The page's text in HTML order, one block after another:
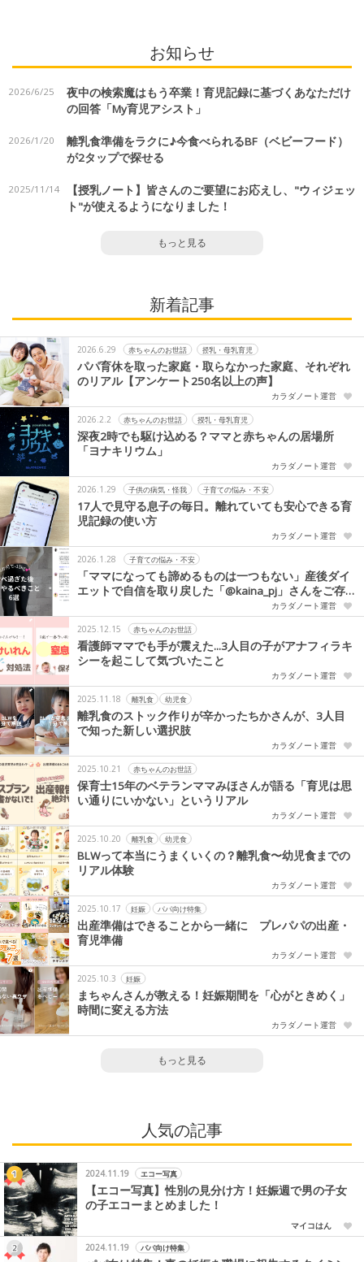
お知らせ
2026/6/25
夜中の検索魔はもう卒業！育児記録に基づくあなただけ
の回答「My育児アシスト」
2026/1/20
離乳食準備をラクに♪今食べられるBF（ベビーフード）
が2タップで探せる
2025/11/14
【授乳ノート】皆さんのご要望にお応えし、"ウィジェッ
ト"が使えるようになりました！
もっと見る
新着記事
2026.6.29 赤ちゃんのお世話 授乳・母乳育児
パパ育休を取った家庭・取らなかった家庭、それぞれ
のリアル【アンケート250名以上の声】
カラダノート運営
2026.2.2 赤ちゃんのお世話 授乳・母乳育児
深夜2時でも駆け込める？ママと赤ちゃんの居場所
「ヨナキリウム」
カラダノート運営
2026.1.29 子供の病気・怪我 子育ての悩み・不安
17人で見守る息子の毎日。離れていても安心できる育
児記録の使い方
カラダノート運営
2026.1.28 子育ての悩み・不安
「ママになっても諦めるものは一つもない」産後ダイ
エットで自信を取り戻した「@kaina_pj」さんをご存
カラダノート運営
2025.12.15 赤ちゃんのお世話
看護師ママでも手が震えた...3人目の子がアナフィラキ
シーを起こして気づいたこと
カラダノート運営
2025.11.18 離乳食 幼児食
離乳食のストック作りが辛かったちかさんが、3人目
で知った新しい選択肢
カラダノート運営
2025.10.21 赤ちゃんのお世話
保育士15年のベテランママみほさんが語る「育児は思
い通りにいかない」というリアル
カラダノート運営
2025.10.20 離乳食 幼児食
BLWって本当にうまくいくの？離乳食〜幼児食までの
リアル体験
カラダノート運営
2025.10.17 妊娠 パパ向け特集
出産準備はできることから一緒に プレパパの出産・
育児準備
カラダノート運営
2025.10.3 妊娠
まちゃんさんが教える！妊娠期間を「心がときめく」
時間に変える方法
カラダノート運営
もっと見る
人気の記事
2024.11.19 エコー写真
【エコー写真】性別の見分け方！妊娠週で男の子女
の子エコーまとめました！
マイコはん
2024.11.19
パパ向け特集